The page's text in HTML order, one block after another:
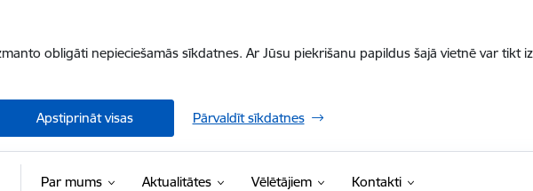
obligāti nepieciešamās sīkdatnes. Ar Jūsu piekrišanu papildus šajā vietnē var tikt
Apstiprināt visas Pārvaldīt sīkdatnes
Par mums Aktualitātes Vēlētājiem Kontakti